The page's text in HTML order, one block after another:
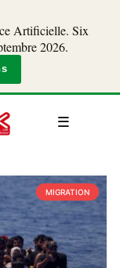
Artificielle. Six
2026.
MIGRATION